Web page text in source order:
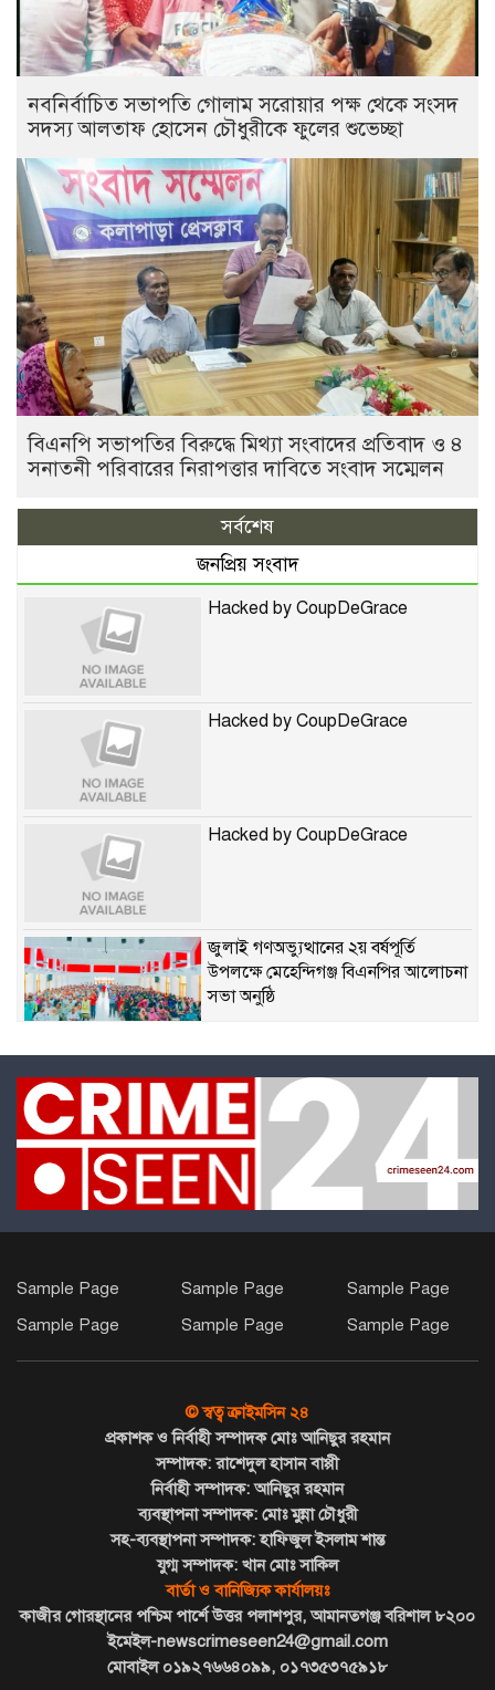
নবনির্বাচিত সভাপতি গোলাম সরোয়ার পক্ষ থেকে সংসদ
সদস্য আলতাফ হোসেন চৌধুরীকে ফুলের শুভেচ্ছা
বিএনপি সভাপতির বিরুদ্ধে মিথ্যা সংবাদের প্রতিবাদ ও ৪
সনাতনী পরিবারের নিরাপত্তার দাবিতে সংবাদ সম্মেলন
সর্বশেষ
জনপ্রিয় সংবাদ
Hacked by CoupDeGrace
Hacked by CoupDeGrace
Hacked by CoupDeGrace
জুলাই গণঅভ্যুত্থানের ২য় বর্ষপূর্তি
উপলক্ষে মেহেন্দিগঞ্জ বিএনপির আলোচনা
সভা অনুষ্ঠি
কলাপাড়ায় শিক্ষক নেতৃবৃন্দের সাথে
উপজেলা নির্বাহী অফিসারের মতবিনিময়
প্রাথমিক শিক্ষায় সেরাদের সেরা মঙ্গল সুখ
মডেল সরকারি প্রাথমিক বিদ্যালয়
বঙ্গোপসাগরে মাছধরা ট্রলারে জলদস্যুদের
মালামাল লুট
নবনির্বাচিত সভাপতি গোলাম সরোয়ার
পক্ষ থেকে সংসদ সদস্য আলতাফ হোসেন
চৌধুরীকে ফুলের শুভেচ্ছা
বিএনপি সভাপতির বিরুদ্ধে মিথ্যা সংবাদের
প্রতিবাদ ও ৪ সনাতনী পরিবারের
নিরাপত্তার দাবিতে সংবাদ সম্মেলন
কলাপাড়ায় চাষ বন্ধ করে দিয়ে ৭ লাখ
টাকা চাঁদা দাবীর অভিযোগ কৃষকের
Sample Page Sample Page
Sample Page
Sample Page
Sample Page Sample Page
© স্বত্ব ক্রাইমসিন ২৪
প্রকাশক ও নির্বাহী সম্পাদক মোঃ আনিছুর রহমান
সম্পাদক: রাশেদুল হাসান বাপ্পী
নির্বাহী সম্পাদক: আনিছুর রহমান
ব্যবস্থাপনা সম্পাদক: মোঃ মুন্না চৌধুরী
সহ-ব্যবস্থাপনা সম্পাদক: হাফিজুল ইসলাম শান্ত
যুগ্ম সম্পাদক: খান মোঃ সাকিল
বার্তা ও বানিজ্যিক কার্যালয়ঃ
কাজীর গোরস্থানের পশ্চিম পার্শে উত্তর পলাশপুর, আমানতগঞ্জ বরিশাল ৮২০০
ইমেইল-newscrimeseen24@gmail.com
মোবাইল ০১৯২৭৬৬৪০৯৯, ০১৭৩৫৩৭৫৯১৮